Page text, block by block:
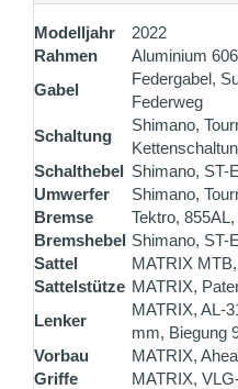
Modelljahr
2022
Rahmen
Aluminium
Gabel
Federgabel,
Federweg
Schaltung
Shimano,
Schalthebel Shimano, ST-
Umwerfer
Shimano,
Bremse
Tektro,
Bremshebel Shimano, ST-
Sattel
MATRIX
Sattelstütze MATRIX,
Lenker
MATRIX, AL-
mm, Biegung
Vorbau
MATRIX,
Griffe
MATRIX,